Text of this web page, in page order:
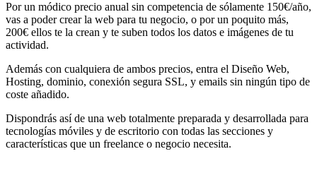
Por un módico precio anual sin competencia de sólamente 150€/año,
vas a poder crear la web para tu negocio, o por un poquito más,
200€ ellos te la crean y te suben todos los datos e imágenes de tu
actividad.
Además con cualquiera de ambos precios, entra el Diseño Web,
Hosting, dominio, conexión segura SSL, y emails sin ningún tipo de
coste añadido.
Dispondrás así de una web totalmente preparada y desarrollada para
tecnologías móviles y de escritorio con todas las secciones y
características que un freelance o negocio necesita.